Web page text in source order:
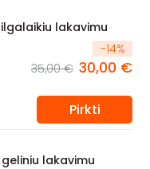
lakavimu
-14%
35,00 € 30,00 €
Pirkti
lakavimu